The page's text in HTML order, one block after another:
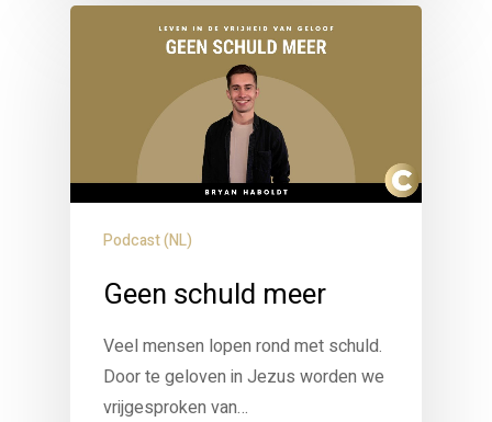
Podcast (NL)
Geen schuld meer
Veel mensen lopen rond met schuld.
Door te geloven in Jezus worden we
vrijgesproken van…